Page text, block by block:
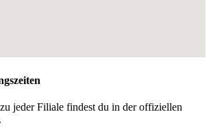
jeder Filiale findest du in der offiziellen